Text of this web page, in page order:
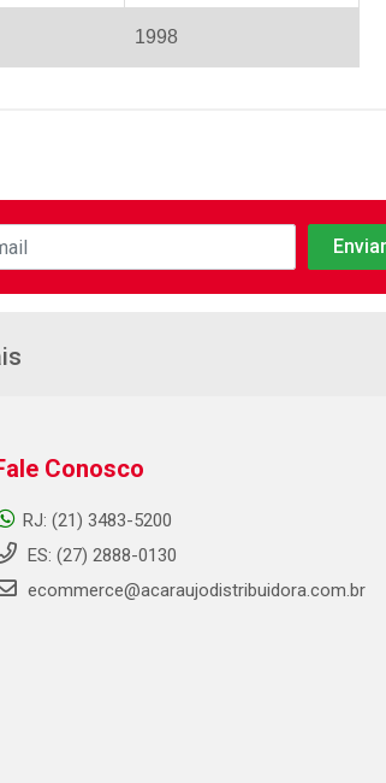
1998
Conosco
RJ: (21) 3483-5200
ES: (27) 2888-0130
ecommerce@acaraujodistribuidora.com.br